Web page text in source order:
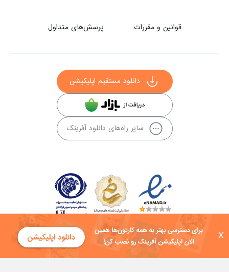
X
قوانین و مقررات پرسش‌های متداول
دانلود مستقیم اپلیکیشن
سایر راه‌های دانلود آفرینک
کلیه حقوق این سایت به شرکت توسعه فناوی هفت آسمان توکان تعلق دارد و